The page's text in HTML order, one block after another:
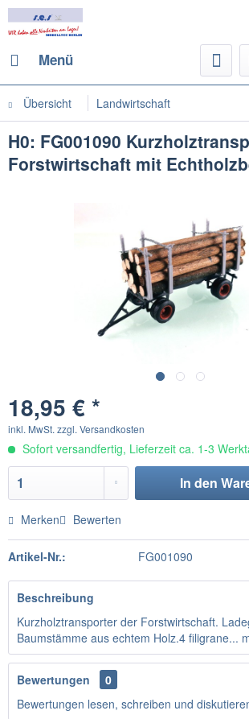
Menü
Übersicht Landwirtschaft
H0: FG001090
Forstwirtschaft mit
18,95 € *
inkl. MwSt. zzgl. Versandkosten
Sofort versandfertig, Lieferzeit ca. 1-3
In den
Merken Bewerten
Artikel-Nr.: FG001090
Beschreibung
Kurzholztransporter der Forstwirtschaft.
Baumstämme aus echtem Holz.4 filigrane...
Bewertungen
0
Bewertungen lesen, schreiben und